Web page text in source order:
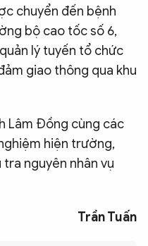
chuyển đến bệnh
bộ cao tốc số 6,
lý tuyến tổ chức
giao thông qua khu
Lâm Đồng cùng các
hiện trường,
nguyên nhân vụ
Trần Tuấn